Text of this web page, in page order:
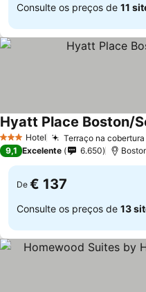
Consulte os preços de 11
3 EstrelasHotel Terraço na
Hyatt Place Boston/
9,1 Excelente 6.650
De € 137
Consulte os preços de 13